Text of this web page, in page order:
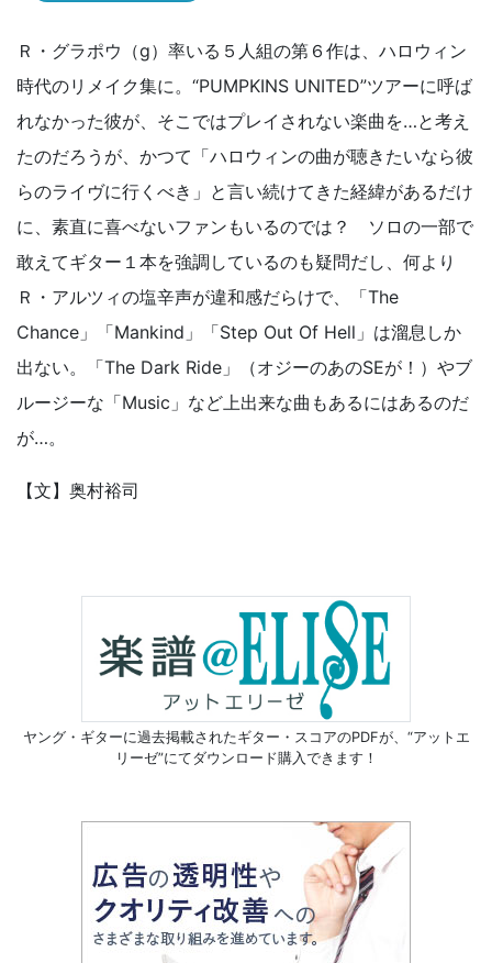
Ｒ・グラポウ（g）率いる５人組の第６作は、ハロウィン
時代のリメイク集に。“PUMPKINS UNITED”ツアーに呼ば
れなかった彼が、そこではプレイされない楽曲を…と考え
たのだろうが、かつて「ハロウィンの曲が聴きたいなら彼
らのライヴに行くべき」と言い続けてきた経緯があるだけ
に、素直に喜べないファンもいるのでは？ ソロの一部で
敢えてギター１本を強調しているのも疑問だし、何より
Ｒ・アルツィの塩辛声が違和感だらけで、「The
Chance」「Mankind」「Step Out Of Hell」は溜息しか
出ない。「The Dark Ride」（オジーのあのSEが！）やブ
ルージーな「Music」など上出来な曲もあるにはあるのだ
が…。
【文】奥村裕司
ヤング・ギターに過去掲載されたギター・スコアのPDFが、 “アットエ
リーゼ”にてダウンロード購入できます！